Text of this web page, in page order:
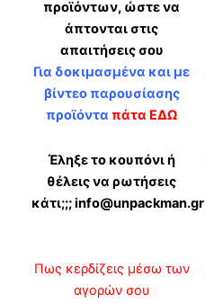
προϊόντων, ώστε να
άπτονται στις
απαιτήσεις σου
Για δοκιμασμένα και με
βίντεο παρουσίασης
προϊόντα πάτα ΕΔΩ
Έληξε το κουπόνι ή
θέλεις να ρωτήσεις
κάτι;;; info@unpackman.gr
Πως κερδίζεις μέσω των
αγορών σου